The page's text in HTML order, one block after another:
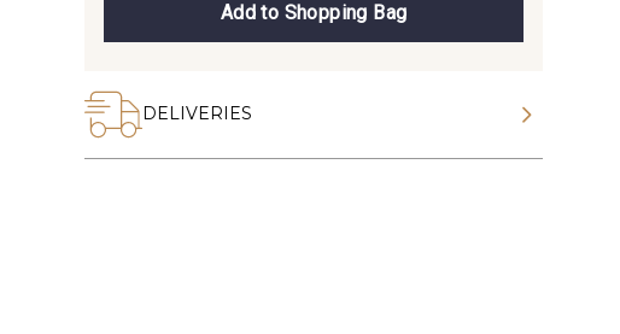
Add to Shopping Bag
DELIVERIES